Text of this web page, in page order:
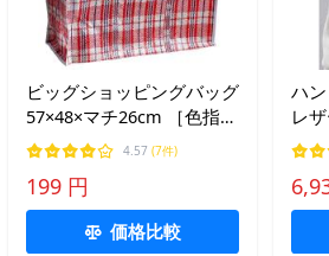
ビッグショッピングバッグ
57×48×マチ26cm ［色指定
不可］
4.57 (7件)
199 円
価格比較
ハ
レ
ン